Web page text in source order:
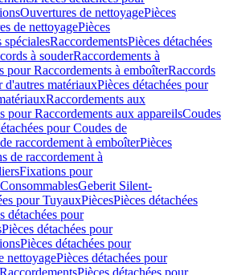
Ouvertures de nettoyagePièces
de nettoyagePièces
spécialesRaccordementsPièces détachées
à souderRaccordements à
pour Raccordements à emboîterRaccords
d'autres matériauxPièces détachées pour
Raccordements aux
pour Raccordements aux appareilsCoudes
pour Coudes de
raccordement à emboîterPièces
de raccordement à
Fixations pour
ConsommablesGeberit Silent-
pour TuyauxPiècesPièces détachées
détachées pour
Pièces détachées pour
Pièces détachées pour
nettoyagePièces détachées pour
RaccordementsPièces détachées pour